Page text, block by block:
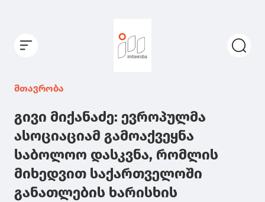
მთავრობა
გივი მიქანაძე: ევროპულმა
ასოციაციამ გამოაქვეყნა
საბოლოო დასკვნა, რომლის
მიხედვით საქართველოში
განათლების ხარისხის